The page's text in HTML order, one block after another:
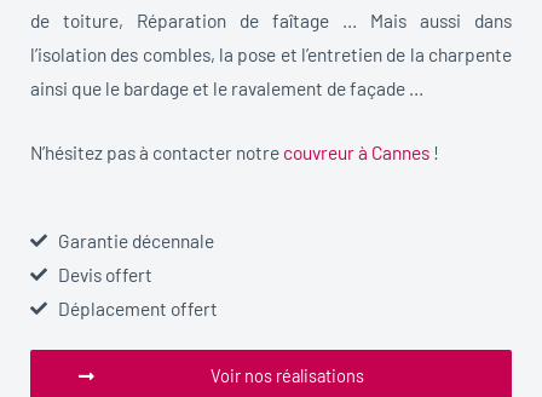
de toiture, Réparation de faîtage … Mais aussi dans
l’isolation des combles, la pose et l’entretien de la charpente
ainsi que le bardage et le ravalement de façade …
N’hésitez pas à contacter notre couvreur à Cannes !
Garantie décennale
Devis offert
Déplacement offert
Voir nos réalisations